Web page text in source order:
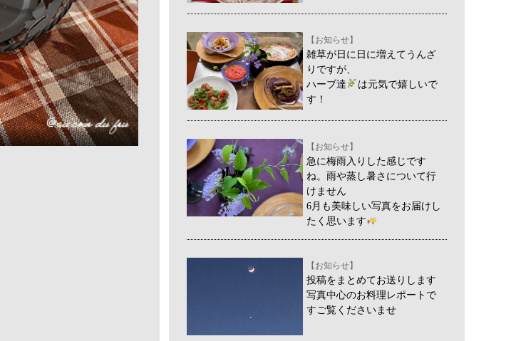
【お知らせ】
雑草が日に日に増えてうんざ
りですが、
ハーブ達
は元気で嬉しいで
す！
【お知らせ】
急に梅雨入りした感じです
ね。雨や蒸し暑さについて行
けません
6月も美味しい写真をお届けし
たく思います
【お知らせ】
投稿をまとめてお送りします
写真中心のお料理レポートで
すご覧くださいませ